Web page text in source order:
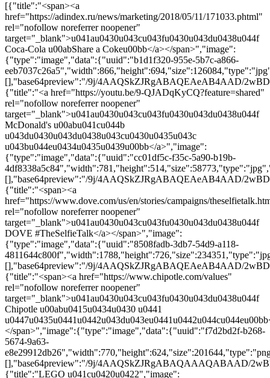
[{"title":"<span><a
href="https://adindex.ru/news/marketing/2018/05/11/171033.phtml"
rel="nofollow noreferrer noopener"
target="_blank">u041au0430u043cu043fu0430u043du0438u044f
Coca-Cola u00abShare a Cokeu00bb</a></span>","image":
{"type":"image","data":{"uuid":"b1d1f320-955e-5b7c-a866-
[],"base64preview":"/9j/4AAQSkZJRgABAQEAeAB4AAD/
{"title":"<a href="https://youtu.be/9-QJADqKyCQ?feature=shared"
rel="nofollow noreferrer noopener"
target="_blank">u041au0430u043cu043fu0430u043du0438u044f
McDonald's u00abu041cu044b
u043du0430u043du0438u043cu0430u0435u043c
u043bu044eu0434u0435u0439u00bb</a>","image":
{"type":"image","data":{"uuid":"cc01df5c-f35c-5a90-b19b-
[],"base64preview":"/9j/4AAQSkZJRgABAQEAeAB4AAD/
{"title":"<span><a
href="https://www.dove.com/us/en/stories/campaigns/
rel="nofollow noreferrer noopener"
target="_blank">u041au0430u043cu043fu0430u043du0438u044f
DOVE #TheSelfieTalk</a></span>","image":
{"type":"image","data":{"uuid":"8508fadb-3db7-54d9-a118-
[],"base64preview":"/9j/4AAQSkZJRgABAQEAeAB4AAD/
{"title":"<span><a href="https://www.chipotle.com/values"
rel="nofollow noreferrer noopener"
target="_blank">u041au0430u043cu043fu0430u043du0438u044f
Chipotle u00abu0415u0434u0430 u0441
</span>","image":{"type":"image","data":{"uuid":"f7d2bd2f-b268-
5674-9a63-
[],"base64preview":"/9j/4AAQSkZJRgABAQAAAQABAAD/
{"title":"LEGO u041cu0420u0422","image":